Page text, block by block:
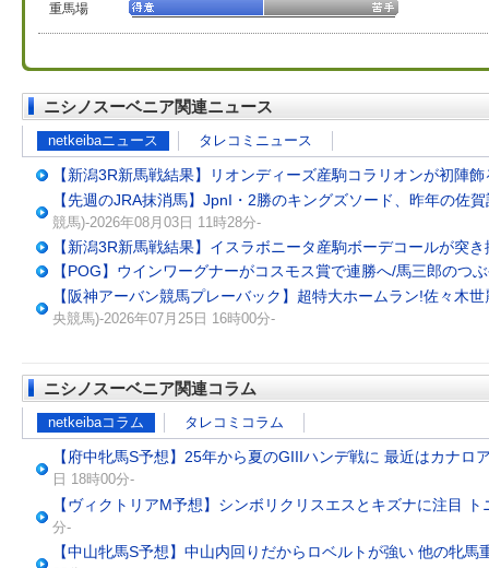
重馬場
ニシノスーベニア関連ニュース
netkeibaニュース タレコミニュース
【新潟3R新馬戦結果】リオンディーズ産駒コラリオンが初陣飾
【先週のJRA抹消馬】JpnI・2勝のキングズソード、昨年の佐
競馬)-2026年08月03日 11時28分-
【新潟3R新馬戦結果】イスラボニータ産駒ボーデコールが突
【POG】ウインワーグナーがコスモス賞で連勝へ/馬三郎のつ
【阪神アーバン競馬プレーバック】超特大ホームラン!佐々木
央競馬)-2026年07月25日 16時00分-
ニシノスーベニア関連コラム
netkeibaコラム タレコミコラム
【府中牝馬S予想】25年から夏のGIIIハンデ戦に 最近はカナロ
日 18時00分-
【ヴィクトリアM予想】シンボリクリスエスとキズナに注目
分-
【中山牝馬S予想】中山内回りだからロベルトが強い 他の牝馬